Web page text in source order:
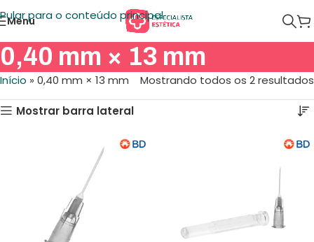
Pular para o conteúdo principal
Menu
0,40 mm × 13 mm
Início » 0,40 mm × 13 mm Mostrando todos os 2 resultados
Mostrar barra lateral